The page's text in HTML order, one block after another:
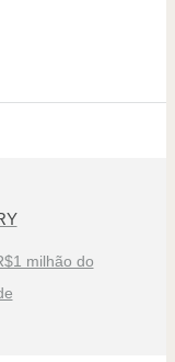
milhão do